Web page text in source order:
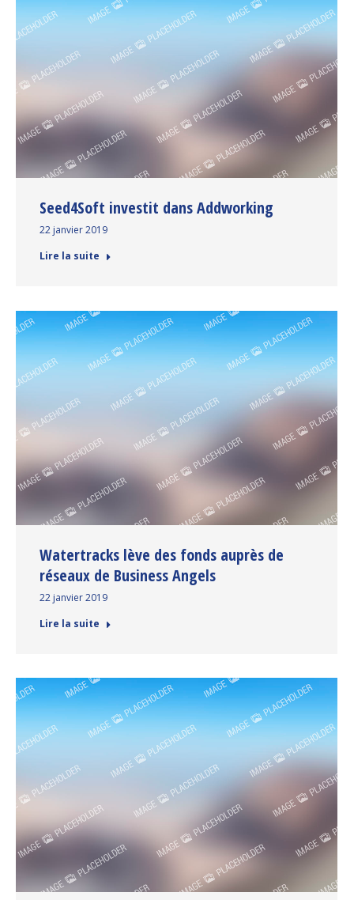
Seed4Soft investit dans Addworking
22 janvier 2019
Lire la suite
Watertracks lève des fonds auprès de
réseaux de Business Angels
22 janvier 2019
Lire la suite